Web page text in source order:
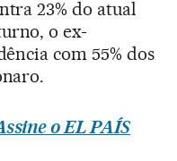
23% do atual
o ex-
com 55% dos
o EL PAÍS